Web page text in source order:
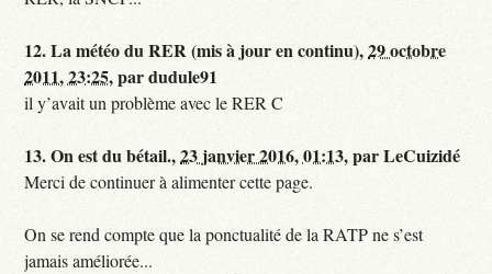
12.La météo du RER (mis à jour en continu),29 octobre
2011, 23:25,pardudule91
il y’avait un problème avec le RER C
13.On est du bétail.,23 janvier 2016, 01:13,parLeCuizidé
Merci de continuer à alimenter cette page.
On se rend compte que la ponctualité de la RATP ne s’est
jamais améliorée...